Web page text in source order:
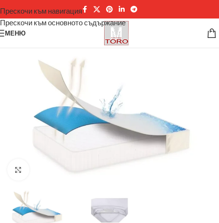
Прескочи към навигация
Прескочи към основното съдържание
МЕНЮ
Щракнете за уголемяване